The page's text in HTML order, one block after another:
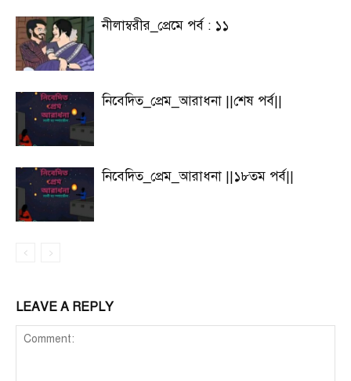
নীলাম্বরীর_প্রেমে পর্ব : ১১
নিবেদিত_প্রেম_আরাধনা ||শেষ পর্ব||
নিবেদিত_প্রেম_আরাধনা ||১৮তম পর্ব||
LEAVE A REPLY